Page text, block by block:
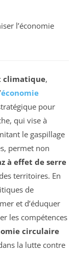
l’économie
climatique,
économie
pour
qui vise à
le gaspillage
permet non
à effet de serre
territoires. En
de
et d’éduquer
les compétences
circulaire
la lutte contre